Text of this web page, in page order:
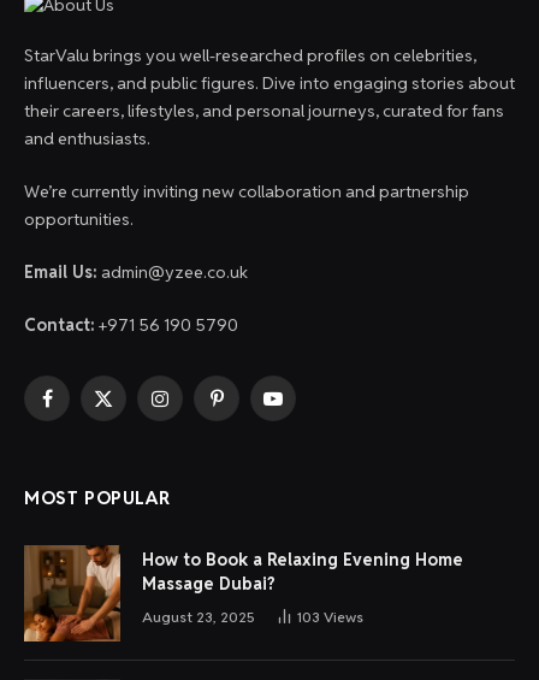
StarValu brings you well-researched profiles on celebrities,
influencers, and public figures. Dive into engaging stories about
their careers, lifestyles, and personal journeys, curated for fans
and enthusiasts.
We’re currently inviting new collaboration and partnership
opportunities.
Email Us: admin@yzee.co.uk
Contact: +971 56 190 5790
Facebook
X
InstagramPinterestYouTube
MOST POPULAR
How to Book a Relaxing Evening Home
Massage Dubai?
August 23, 2025 103 Views